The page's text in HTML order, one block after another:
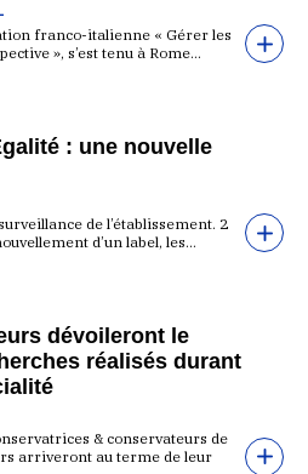
franco-italienne « Gérer les
», s’est tenu à Rome…
: une nouvelle
de l’établissement. 2
d’un label, les…
dévoileront le
réalisés durant
& conservateurs de
arriveront au terme de leur